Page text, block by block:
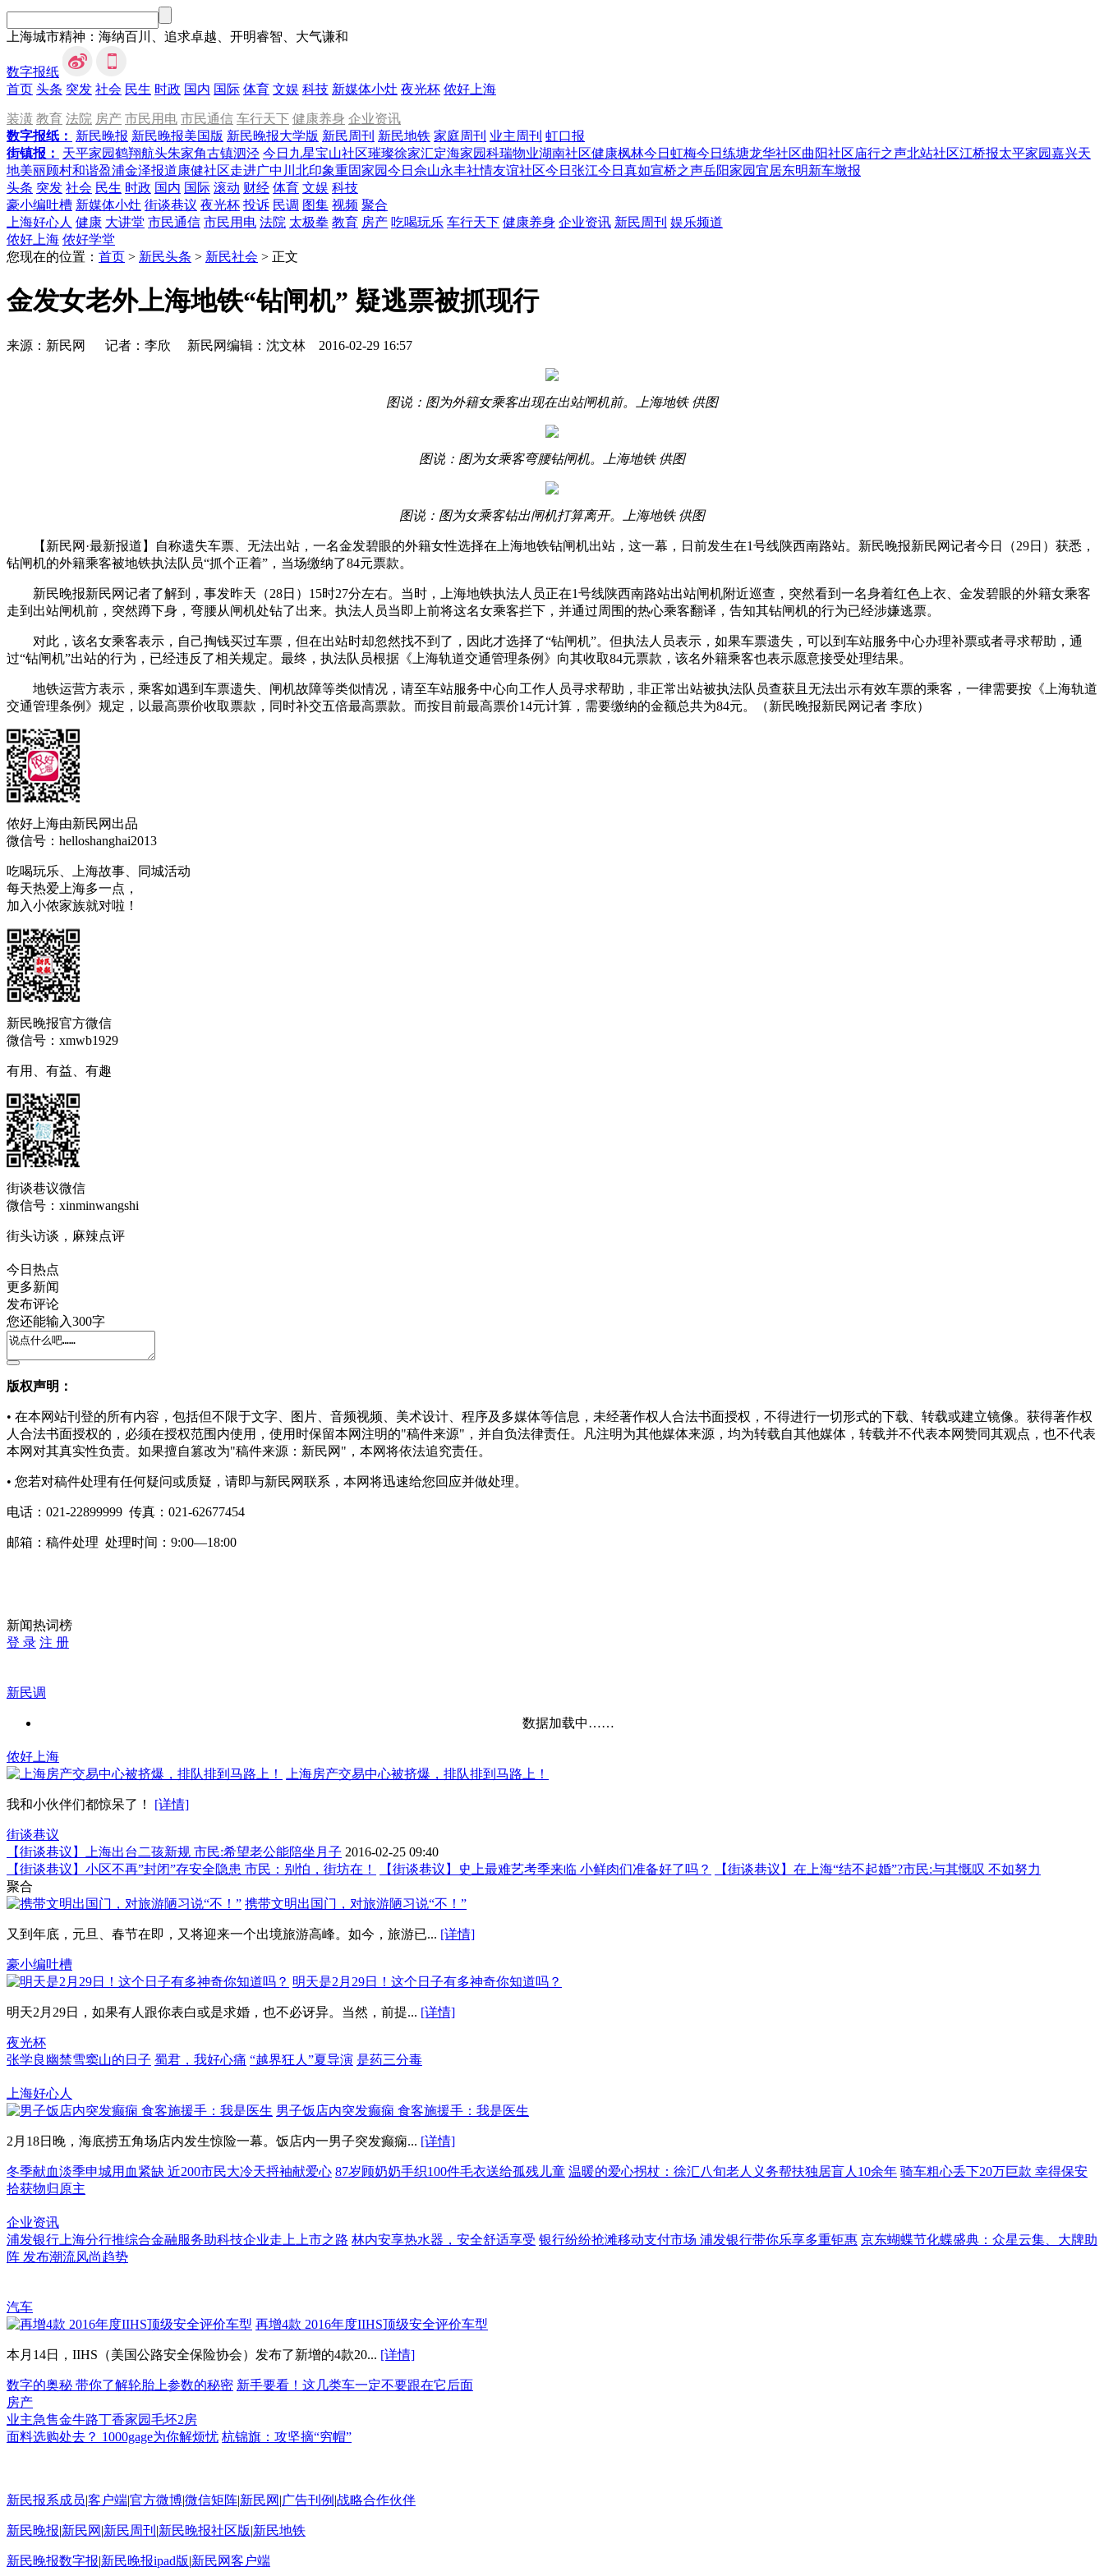
上海城市精神：海纳百川、追求卓越、开明睿智、大气谦和
数字报纸
首页 头条 突发 社会 民生 时政 国内 国际 体育 文娱 科技 新媒体小灶 夜光杯 侬好上海
装潢 教育 法院 房产 市民用电 市民通信 车行天下 健康养身 企业资讯
数字报纸：
新民晚报 新民晚报美国版 新民晚报大学版 新民周刊 新民地铁 家庭周刊 业主周刊 虹口报
街镇报：
天平家园鹤翔航头朱家角古镇泗泾 今日九星宝山社区璀璨徐家汇定海家园科瑞物业湖南社区健康枫林今日虹梅今日练塘龙华社区曲阳社区庙行之声北站社区江桥报太平家园嘉兴天
地美丽顾村和谐盈浦金泽报道康健社区走进广中 川北印象重固家园今日佘山永丰社情友谊社区今日张江今日真如宣桥之声岳阳家园宜居东明新车墩报
头条 突发 社会 民生 时政 国内 国际 滚动 财经 体育 文娱 科技
豪小编吐槽 新媒体小灶 街谈巷议 夜光杯 投诉 民调 图集 视频 聚合
上海好心人 健康 大讲堂 市民通信 市民用电 法院 太极拳 教育 房产 吃喝玩乐 车行天下 健康养身 企业资讯 新民周刊 娱乐频道
侬好上海 侬好学堂
您现在的位置： 首页 > 新民头条 > 新民社会 > 正文
金发女老外上海地铁“钻闸机” 疑逃票被抓现行
来源：新民网 记者： 李欣 新民网编辑： 沈文林 2016-02-29 16:57
图说：图为外籍女乘客出现在出站闸机前。上海地铁 供图
图说：图为女乘客弯腰钻闸机。上海地铁 供图
图说：图为女乘客钻出闸机打算离开。上海地铁 供图
【新民网·最新报道】自称遗失车票、无法出站，一名金发碧眼的外籍女性选择在上海地铁钻闸机出站，这一幕，日前发生在1号线陕西南路站。新民晚报新民网记者今日（29日）获悉，
钻闸机的外籍乘客被地铁执法队员“抓个正着”，当场缴纳了84元票款。
新民晚报新民网记者了解到，事发昨天（28日）15时27分左右。当时，上海地铁执法人员正在1号线陕西南路站出站闸机附近巡查，突然看到一名身着红色上衣、金发碧眼的外籍女乘客
走到出站闸机前，突然蹲下身，弯腰从闸机处钻了出来。执法人员当即上前将这名女乘客拦下，并通过周围的热心乘客翻译，告知其钻闸机的行为已经涉嫌逃票。
对此，该名女乘客表示，自己掏钱买过车票，但在出站时却忽然找不到了，因此才选择了“钻闸机”。但执法人员表示，如果车票遗失，可以到车站服务中心办理补票或者寻求帮助，通
过“钻闸机”出站的行为，已经违反了相关规定。最终，执法队员根据《上海轨道交通管理条例》向其收取84元票款，该名外籍乘客也表示愿意接受处理结果。
地铁运营方表示，乘客如遇到车票遗失、闸机故障等类似情况，请至车站服务中心向工作人员寻求帮助，非正常出站被执法队员查获且无法出示有效车票的乘客，一律需要按《上海轨道
交通管理条例》规定，以最高票价收取票款，同时补交五倍最高票款。而按目前最高票价14元计算，需要缴纳的金额总共为84元。（新民晚报新民网记者 李欣）
侬好上海由新民网出品
微信号：helloshanghai2013
吃喝玩乐、上海故事、同城活动
每天热爱上海多一点，
加入小侬家族就对啦！
新民晚报官方微信
微信号：xmwb1929
有用、有益、有趣
街谈巷议微信
微信号：xinminwangshi
街头访谈，麻辣点评
今日热点
更多新闻
发布评论
您还能输入300字
版权声明：
• 在本网站刊登的所有内容，包括但不限于文字、图片、音频视频、美术设计、程序及多媒体等信息，未经著作权人合法书面授权，不得进行一切形式的下载、转载或建立镜像。获得著作权
人合法书面授权的，必须在授权范围内使用，使用时保留本网注明的"稿件来源"，并自负法律责任。凡注明为其他媒体来源，均为转载自其他媒体，转载并不代表本网赞同其观点，也不代表
本网对其真实性负责。如果擅自篡改为"稿件来源：新民网"，本网将依法追究责任。
• 您若对稿件处理有任何疑问或质疑，请即与新民网联系，本网将迅速给您回应并做处理。
电话： 021-22899999 传真：021-62677454
邮箱： 稿件处理 处理时间：9:00—18:00
新闻热词榜
登 录 注 册
新民调
数据加载中……
侬好上海
上海房产交易中心被挤爆，排队排到马路上！
我和小伙伴们都惊呆了！ [详情]
街谈巷议
【街谈巷议】上海出台二孩新规 市民:希望老公能陪坐月子 2016-02-25 09:40
【街谈巷议】小区不再”封闭”存安全隐患 市民：别怕，街坊在！
【街谈巷议】史上最难艺考季来临 小鲜肉们准备好了吗？
【街谈巷议】在上海“结不起婚”?市民:与其慨叹 不如努力
聚合
携带文明出国门，对旅游陋习说“不！”
又到年底，元旦、春节在即，又将迎来一个出境旅游高峰。如今，旅游已... [详情]
豪小编吐槽
明天是2月29日！这个日子有多神奇你知道吗？
明天2月29日，如果有人跟你表白或是求婚，也不必讶异。当然，前提... [详情]
夜光杯
张学良幽禁雪窦山的日子 蜀君，我好心痛 “越界狂人”夏导演 是药三分毒
上海好心人
男子饭店内突发癫痫 食客施援手：我是医生
2月18日晚，海底捞五角场店内发生惊险一幕。饭店内一男子突发癫痫... [详情]
冬季献血淡季申城用血紧缺 近200市民大冷天捋袖献爱心 87岁顾奶奶手织100件毛衣送给孤残儿童 温暖的爱心拐杖：徐汇八旬老人义务帮扶独居盲人10余年 骑车粗心丢下20万巨款 幸得保安
拾获物归原主
企业资讯
浦发银行上海分行推综合金融服务助科技企业走上上市之路 林内安享热水器，安全舒适享受 银行纷纷抢滩移动支付市场 浦发银行带你乐享多重钜惠 京东蝴蝶节化蝶盛典：众星云集、大牌助
阵 发布潮流风尚趋势
汽车
再增4款 2016年度IIHS顶级安全评价车型
本月14日，IIHS（美国公路安全保险协会）发布了新增的4款20... [详情]
数字的奥秘 带你了解轮胎上参数的秘密 新手要看！这几类车一定不要跟在它后面
房产
业主急售金牛路丁香家园毛坯2房
面料选购处去？ 1000gage为你解烦忧 杭锦旗：攻坚摘“穷帽”
新民报系成员|客户端|官方微博|微信矩阵|新民网 |广告刊例 |战略合作伙伴
新民晚报|新民网 |新民周刊 |新民晚报社区版|新民地铁
新民晚报数字报|新民晚报ipad版|新民网客户端